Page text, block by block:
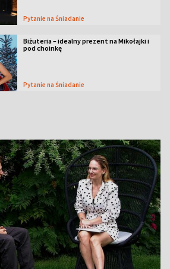
Pytanie na Śniadanie
Biżuteria – idealny prezent na Mikołajki i
pod choinkę
Pytanie na Śniadanie